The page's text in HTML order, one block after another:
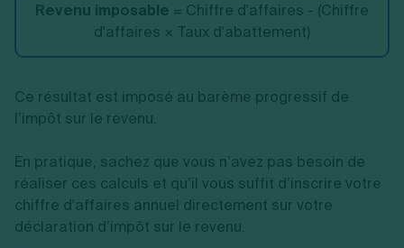
Revenu imposable = Chiffre d'affaires - (Chiffre
d'affaires × Taux d'abattement)
Ce résultat est imposé au barème progressif de
l’impôt sur le revenu.
En pratique, sachez que vous n’avez pas besoin de
réaliser ces calculs et qu’il vous suffit d’inscrire votre
chiffre d'affaires annuel directement sur votre
déclaration d’impôt sur le revenu.